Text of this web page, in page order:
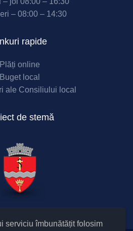
serviciu îmbunătățit folosim
– 08:00 – 14:30
rapide
Plăți online
Buget local
ale Consiliului local
de stemă